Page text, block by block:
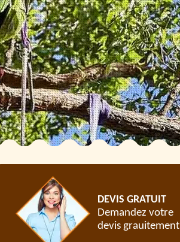
DEVIS GRATUIT
Demandez votre
devis grauitement